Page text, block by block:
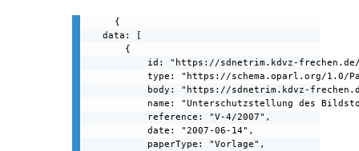
{
    data: [
        {
id: "https://sdnetrim.kdvz-
type: "https://schema.oparl.org/1.0/
body: "https://sdnetrim.kdvz-
name: "Unterschutzstellung des
            reference: "V-4/2007",
            date: "2007-06-14",
            paperType: "Vorlage",